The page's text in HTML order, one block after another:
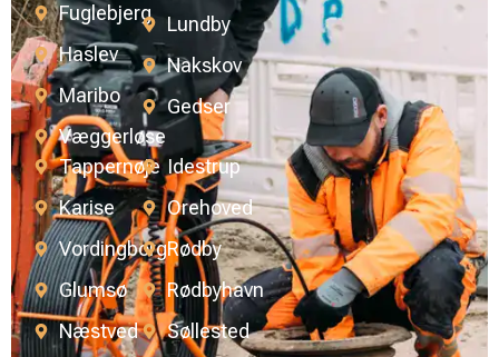
Fuglebjerg
Haslev
Maribo
Væggerløse
Lundby
Nakskov
Gedser
Tappernøje
Karise
Vordingborg
Glumsø
Næstved
Idestrup
Orehoved
Rødby
Rødbyhavn
Søllested